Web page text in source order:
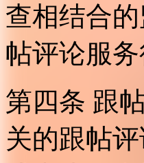
查相结合
帖评论服务
第四条 跟
关的跟帖